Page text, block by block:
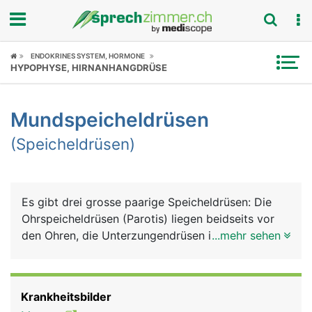
Fokus
Symptome
Untersuchungen
Ratgeber
ENDOKRINES SYSTEM, HORMONE
HYPOPHYSE, HIRNANHANGDRÜSE
Mundspeicheldrüsen
(Speicheldrüsen)
Es gibt drei grosse paarige Speicheldrüsen: Die
Ohrspeicheldrüsen (Parotis) liegen beidseits vor
den Ohren, die Unterzungendrüsen im Mundboden
produzieren mehrere kleine Speicheldrüsen, die im
...mehr sehen
Krankheitsbilder